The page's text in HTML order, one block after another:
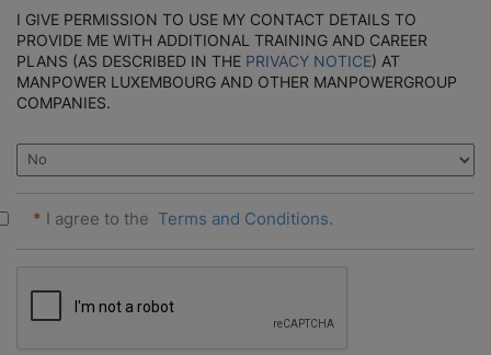
I GIVE PERMISSION TO USE MY CONTACT DETAILS TO
PROVIDE ME WITH ADDITIONAL TRAINING AND CAREER
PLANS (AS DESCRIBED IN THE PRIVACY NOTICE) AT
MANPOWER LUXEMBOURG AND OTHER MANPOWERGROUP
COMPANIES.
* I agree to the Terms and Conditions.